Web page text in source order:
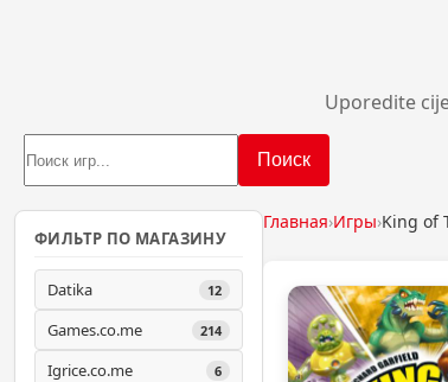
Uporedite
Поиск
ФИЛЬТР ПО МАГАЗИНУ
Datika 12
Games.co.me 214
Igrice.co.me 6
Главная›Игры›King of